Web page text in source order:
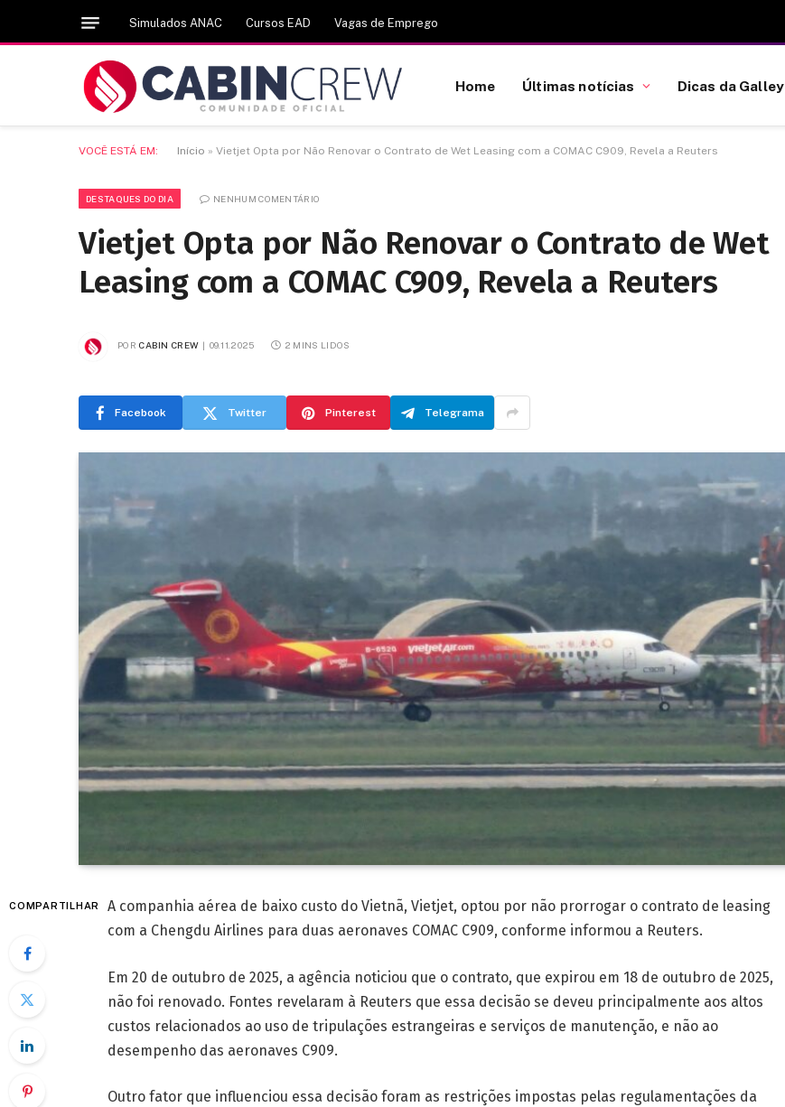
Simulados ANAC Cursos EAD Vagas de Emprego
Home Últimas notícias Dicas da Galley
VOCÊ ESTÁ EM: Início » Vietjet Opta por Não Renovar o Contrato de Wet Leasing com a COMAC C909, Revela a Reuters
DESTAQUES DO DIA NENHUM COMENTÁRIO
Vietjet Opta por Não Renovar o Contrato de Wet
Leasing com a COMAC C909, Revela a Reuters
POR CABIN CREW 09.11.2025 2 MINS LIDOS
Facebook Twitter Pinterest Telegrama
COMPARTILHAR
A companhia aérea de baixo custo do Vietnã, Vietjet, optou por não prorrogar o contrato de leasing
com a Chengdu Airlines para duas aeronaves COMAC C909, conforme informou a Reuters.
Em 20 de outubro de 2025, a agência noticiou que o contrato, que expirou em 18 de outubro de 2025,
não foi renovado. Fontes revelaram à Reuters que essa decisão se deveu principalmente aos altos
custos relacionados ao uso de tripulações estrangeiras e serviços de manutenção, e não ao
desempenho das aeronaves C909.
Outro fator que influenciou essa decisão foram as restrições impostas pelas regulamentações da